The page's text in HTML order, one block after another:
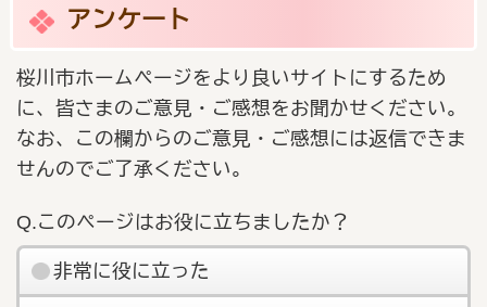
アンケート
桜川市ホームページをより良いサイトにするため
に、皆さまのご意見・ご感想をお聞かせください。
なお、この欄からのご意見・ご感想には返信できま
せんのでご了承ください。
Q.このページはお役に立ちましたか？
非常に役に立った